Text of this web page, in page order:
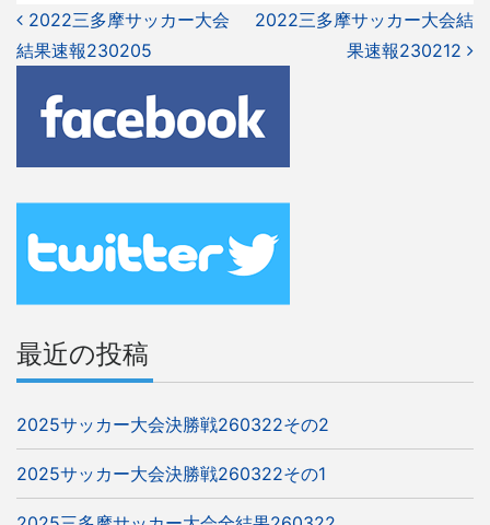
投
稿
ナ
ビ
ゲ
ー
シ
2022三多摩サッカー大会
結果速報230205
2022三多摩サッカー大会結
果速報230212
最近の投稿
2025サッカー大会決勝戦260322その2
2025サッカー大会決勝戦260322その1